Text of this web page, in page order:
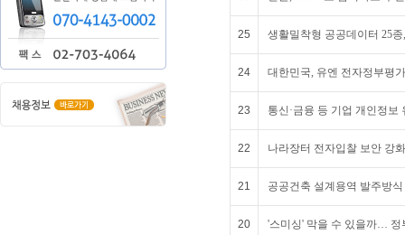
25 생활밀착형 공공데이터 25
24 대한민국, 유엔 전자정부평
23 통신·금융 등 기업 개인정
22 나라장터 전자입찰 보안 강
21 공공건축 설계용역 발주방
20 '스미싱' 막을 수 있을까… 정